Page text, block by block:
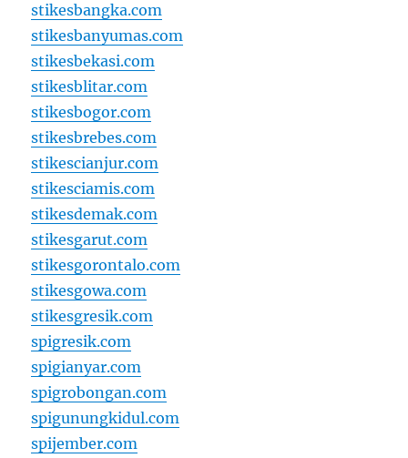
stikesbangka.com
stikesbanyumas.com
stikesbekasi.com
stikesblitar.com
stikesbogor.com
stikesbrebes.com
stikescianjur.com
stikesciamis.com
stikesdemak.com
stikesgarut.com
stikesgorontalo.com
stikesgowa.com
stikesgresik.com
spigresik.com
spigianyar.com
spigrobongan.com
spigunungkidul.com
spijember.com